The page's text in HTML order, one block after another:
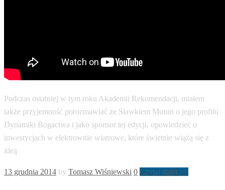
Podczas ostatniej w tym roku Akademii Rekomendacji, miałem
także przyjemność porozmawiać ze Sławkiem Muturi o jego profilu
Dynamiki Bogactwa i jako sponsor tej edycji, opowiedzieć o
inwestycjach w elektrownie wiatrowe, które świetnie wiążą się z
ideą
13 grudnia 2014 by Tomasz Wiśniewski 0 Czytaj dalej >>